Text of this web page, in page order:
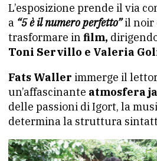
L’esposizione prende il via
a “5 è il numero perfetto”il noir
trasformare in film,
Toni Servillo e Valeria
Fats Waller immerge il
un’affascinante atmosfera
delle passioni di Igort, la
determina la struttura